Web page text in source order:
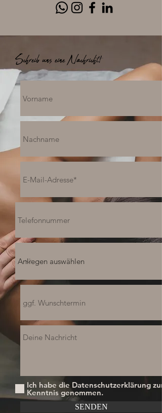
Schreib uns eine Nachricht!
Ich habe die Datenschutzerklärung zur
Kenntnis genommen.
SENDEN